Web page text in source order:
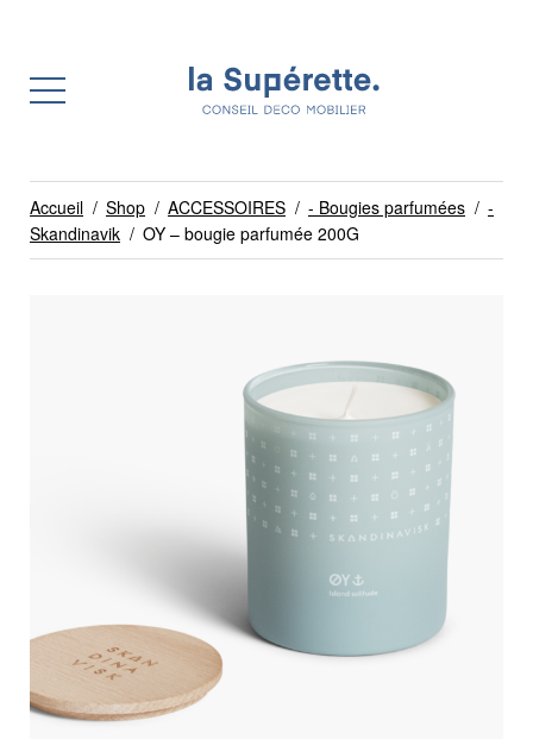
Accueil / Shop / ACCESSOIRES / - Bougies parfumées / -
Skandinavik / OY – bougie parfumée 200G